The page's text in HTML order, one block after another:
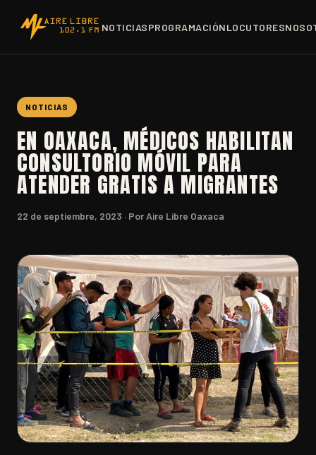
NOTICIASPROGRAMACIÓNLOCUTORES
NOTICIAS
EN OAXACA, MÉDICOS HABILITAN
CONSULTORIO MÓVIL PARA
ATENDER GRATIS A MIGRANTES
22 de septiembre, 2023 · Por Aire Libre Oaxaca